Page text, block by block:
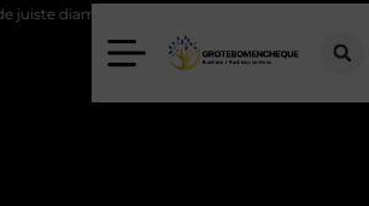
voor uw project